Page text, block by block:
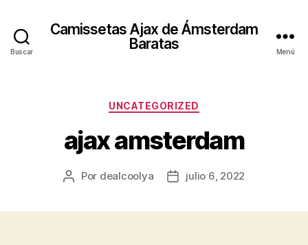
Buscar
Camissetas Ajax de Ámsterdam
Baratas
Menú
Categorías
UNCATEGORIZED
ajax amsterdam
Autor
Por dealcoolya
Fechajulio 6, 2022